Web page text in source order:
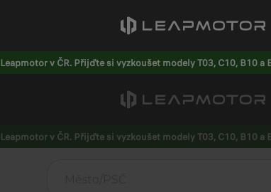
Leapmotor v ČR. Přijďte si vyzkoušet modely T03, C10, B10